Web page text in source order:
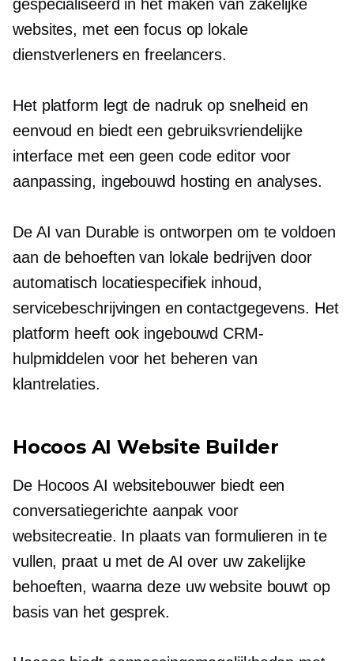
gespecialiseerd in het maken van zakelijke
websites, met een focus op lokale
dienstverleners en freelancers.
Het platform legt de nadruk op snelheid en
eenvoud en biedt een gebruiksvriendelijke
interface met eengeen code editor voor
aanpassing, ingebouwd hosting en analyses.
De AI van Durable is ontworpen om te voldoen
aan de behoeften van lokale bedrijven door
automatisch locatiespecifiek inhoud,
servicebeschrijvingen en contactgegevens. Het
platform heeft ook ingebouwd CRM-
hulpmiddelen voor het beheren van
klantrelaties.
Hocoos AI Website Builder
De Hocoos AI websitebouwer biedt een
conversatiegerichte aanpak voor
websitecreatie. In plaats van formulieren in te
vullen, praat u met de AI over uw zakelijke
behoeften, waarna deze uw website bouwt op
basis van het gesprek.